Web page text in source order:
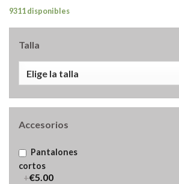
9311 disponibles
Talla
Accesorios
Pantalones
cortos
+€5.00